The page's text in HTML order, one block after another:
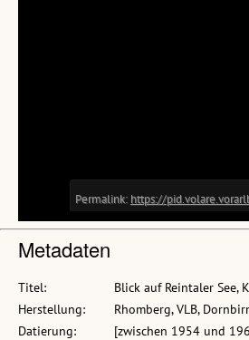
Metadaten
Titel:
Blick auf Reintaler See,
Herstellung:
Rhomberg, VLB,
Datierung:
[zwischen 1954 und